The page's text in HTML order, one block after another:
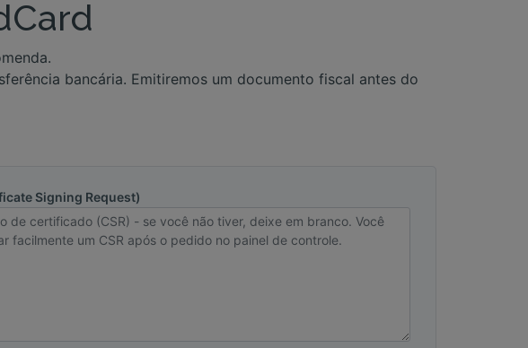
bancária. Emitiremos um documento fiscal antes do
Signing Request)